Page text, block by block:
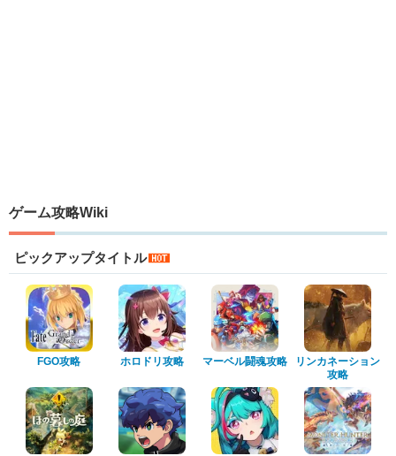
ゲーム攻略Wiki
ピックアップタイトル
FGO攻略 ホロドリ攻略 マーベル闘魂攻略
リンカネーション
攻略